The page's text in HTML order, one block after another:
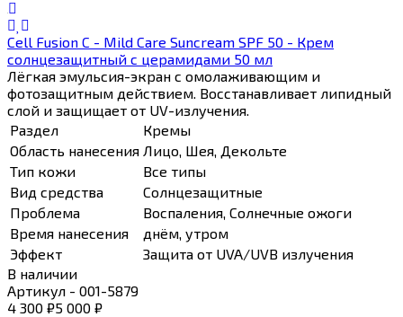
Cell Fusion C - Mild Care Suncream SPF 50 - Крем
солнцезащитный с церамидами 50 мл
Лёгкая эмульсия-экран с омолаживающим и
фотозащитным действием. Восстанавливает липидный
слой и защищает от UV-излучения.
Раздел
Кремы
Область нанесения Лицо, Шея, Декольте
Тип кожи
Все типы
Вид средства
Солнцезащитные
Проблема
Воспаления, Солнечные ожоги
Время нанесения
днём, утром
Эффект
Защита от UVA/UVB излучения
В наличии
Артикул - 001-5879
4 300 ₽5 000 ₽